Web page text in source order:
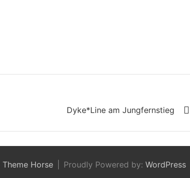
Dyke*Line am Jungfernstieg
Theme Horse Proudly Powered by: WordPress